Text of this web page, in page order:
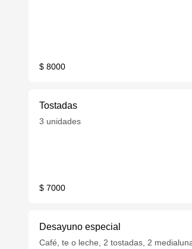
$ 8000
Tostadas
3 unidades
$ 7000
Desayuno especial
Café, te o leche, 2 tostadas, 2